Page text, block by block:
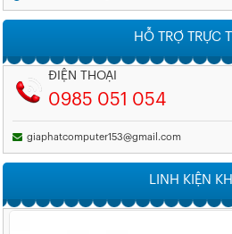
HỖ TRỢ TRỰC
ĐIỆN THOẠI
0985 051 054
giaphatcomputer153@gmail.com
LINH KIỆN